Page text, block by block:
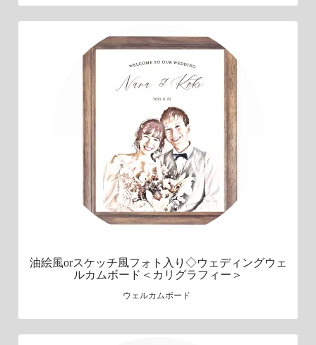
油絵風orスケッチ風フォト入り◇ウェディングウェ
ルカムボード＜カリグラフィー＞
ウェルカムボード